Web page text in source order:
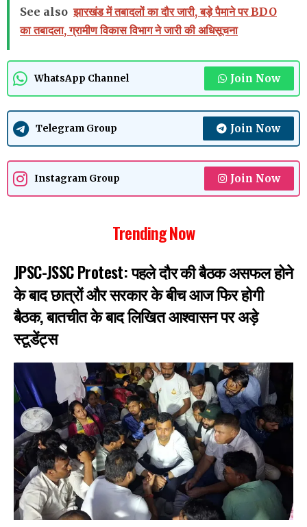
See also झारखंड में तबादलों का दौर जारी, बड़े पैमाने पर BDO
का तबादला, ग्रामीण विकास विभाग ने जारी की अधिसूचना
WhatsApp Channel Join Now
Telegram Group Join Now
Instagram Group Join Now
Trending Now
JPSC-JSSC Protest: पहले दौर की बैठक असफल होने
के बाद छात्रों और सरकार के बीच आज फिर होगी
बैठक, बातचीत के बाद लिखित आश्वासन पर अड़े
स्टूडेंट्स